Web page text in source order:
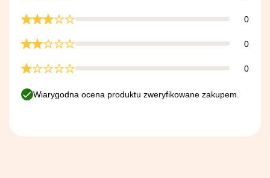
0
0
0
Wiarygodna ocena produktu zweryfikowane zakupem.